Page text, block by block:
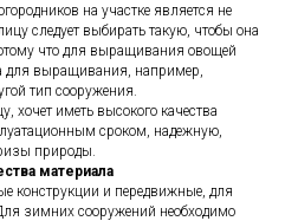
на участке является не
следует выбирать такую, чтобы она
что для выращивания овощей
для выращивания, например,
тип сооружения.
хочет иметь высокого качества
сроком, надежную,
природы.
материала
конструкции и передвижные, для
зимних сооружений необходимо